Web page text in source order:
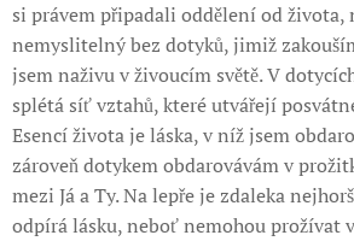
si právem připadali oddělení od
nemyslitelný bez dotyků, jimiž
jsem naživu v živoucím světě. V
splétá síť vztahů, které utvářejí
Esencí života je láska, v níž jsem
zároveň dotykem obdarovávám v
mezi Já a Ty. Na lepře je zdaleka
odpírá lásku, neboť nemohou prožívat